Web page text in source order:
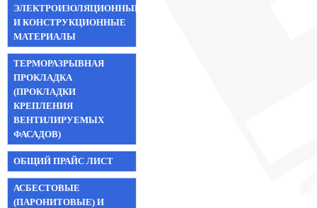
ЭЛЕКТРОИЗОЛЯЦИОННЫЕ
И КОНСТРУКЦИОННЫЕ
МАТЕРИАЛЫ
ТЕРМОРАЗРЫВНАЯ
ПРОКЛАДКА
(ПРОКЛАДКИ
КРЕПЛЕНИЯ
ВЕНТИЛИРУЕМЫХ
ФАСАДОВ)
ОБЩИЙ ПРАЙС ЛИСТ
АСБЕСТОВЫЕ
(ПАРОНИТОВЫЕ) И